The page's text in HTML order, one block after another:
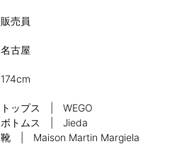
販売員
名古屋
174cm
トップス | WEGO
ボトムス | Jieda
靴 | Maison Martin Margiela